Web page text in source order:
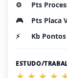
⚙️
Pts
🎮
Pts Placa
⚡
Kb
ESTUDO/